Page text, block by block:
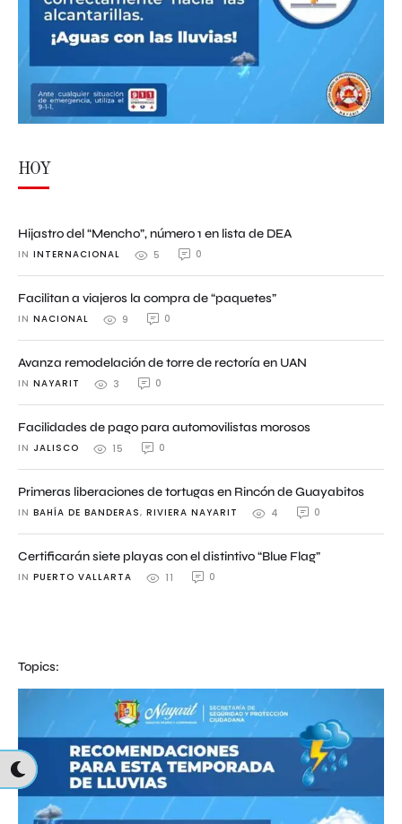
HOY
Hijastro del “Mencho”, número 1 en lista de DEA
IN INTERNACIONAL 5 0
Facilitan a viajeros la compra de “paquetes”
IN NACIONAL 9 0
Avanza remodelación de torre de rectoría en UAN
IN NAYARIT 3 0
Facilidades de pago para automovilistas morosos
IN JALISCO 15 0
Primeras liberaciones de tortugas en Rincón de Guayabitos
IN BAHÍA DE BANDERAS, RIVIERA NAYARIT 4 0
Certificarán siete playas con el distintivo “Blue Flag”
IN PUERTO VALLARTA 11 0
Topics: